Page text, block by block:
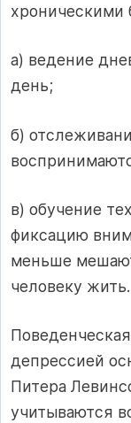
а) ведение
день;
б)
в) обучение
фиксацию
меньше
человеку жить.
депрессией
Питера
учитываются